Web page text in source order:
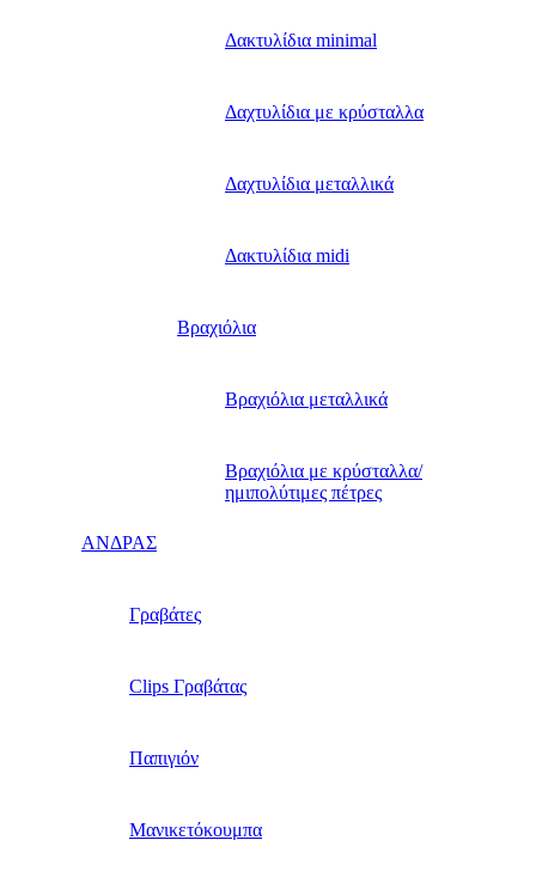
Δακτυλίδια minimal
Δαχτυλίδια με κρύσταλλα
Δαχτυλίδια μεταλλικά
Δακτυλίδια midi
Βραχιόλια
Βραχιόλια μεταλλικά
Βραχιόλια με κρύσταλλα/
ημιπολύτιμες πέτρες
ΑΝΔΡΑΣ
Γραβάτες
Clips Γραβάτας
Παπιγιόν
Μανικετόκουμπα